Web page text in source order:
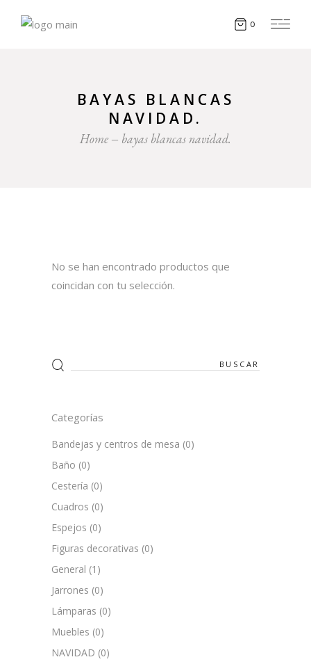
0
BAYAS BLANCAS
NAVIDAD.
Home bayas blancas navidad.
No se han encontrado productos que
coincidan con tu selección.
Search
for:
Categorías
Bandejas y centros de mesa (0)
Baño (0)
Cestería (0)
Cuadros (0)
Espejos (0)
Figuras decorativas (0)
General (1)
Jarrones (0)
Lámparas (0)
Muebles (0)
NAVIDAD (0)